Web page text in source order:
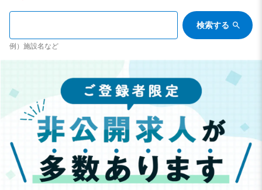
例）施設名など